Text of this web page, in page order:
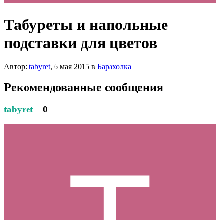
Табуреты и напольные
подставки для цветов
Автор: tabyret, 6 мая 2015 в Барахолка
Рекомендованные сообщения
tabyret 0